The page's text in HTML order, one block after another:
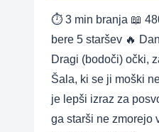
⏱ 3 min branja 📖
bere 5 staršev 🔥
Dragi (bodoči) očki,
Šala, ki se ji moški
je lepši izraz za
ga starši ne zmorejo